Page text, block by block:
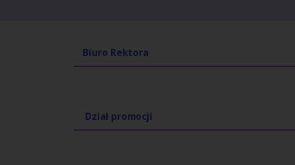
Biuro Rektora
Dział promocji